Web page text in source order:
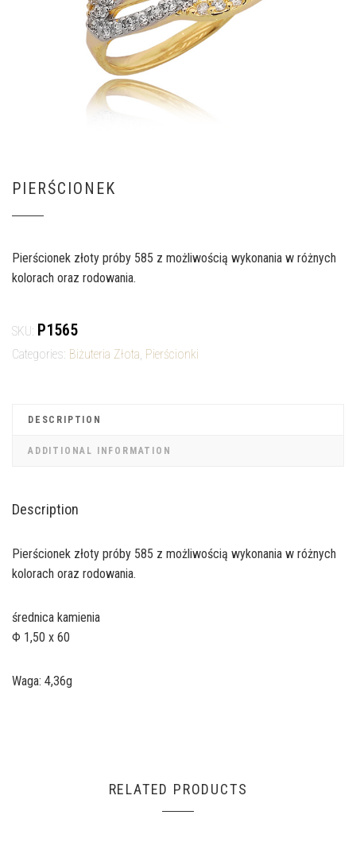
PIERŚCIONEK
Pierścionek złoty próby 585 z możliwością wykonania w różnych
kolorach oraz rodowania.
SKU: P1565
Categories: Biżuteria Złota Pierścionki
DESCRIPTION
ADDITIONAL INFORMATION
Description
Pierścionek złoty próby 585 z możliwością wykonania w różnych
kolorach oraz rodowania.
średnica kamienia
Φ 1,50 x 60
Waga: 4,36g
RELATED PRODUCTS